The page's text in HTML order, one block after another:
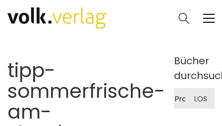
tipp-
sommerfrische-
am-
Bücher
nach:
LOS